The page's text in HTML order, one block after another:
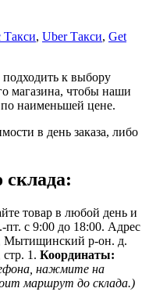
Такси, Uber Такси, Get
к выбору
магазина, чтобы наши
наименьшей цене.
в день заказа, либо
товар в любой день и
с 9:00 до 18:00. Адрес
Мытищинский р-он. д.
1. Координаты:
нажмите на
маршрут до склада.)